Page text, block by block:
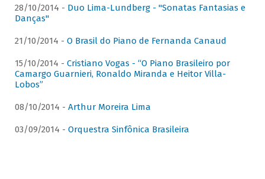
28/10/2014 - Duo Lima-Lundberg - "Sonatas Fantasias e
Danças"
21/10/2014 - O Brasil do Piano de Fernanda Canaud
15/10/2014 - Cristiano Vogas - “O Piano Brasileiro por
Camargo Guarnieri, Ronaldo Miranda e Heitor Villa-
Lobos”
08/10/2014 - Arthur Moreira Lima
03/09/2014 - Orquestra Sinfônica Brasileira